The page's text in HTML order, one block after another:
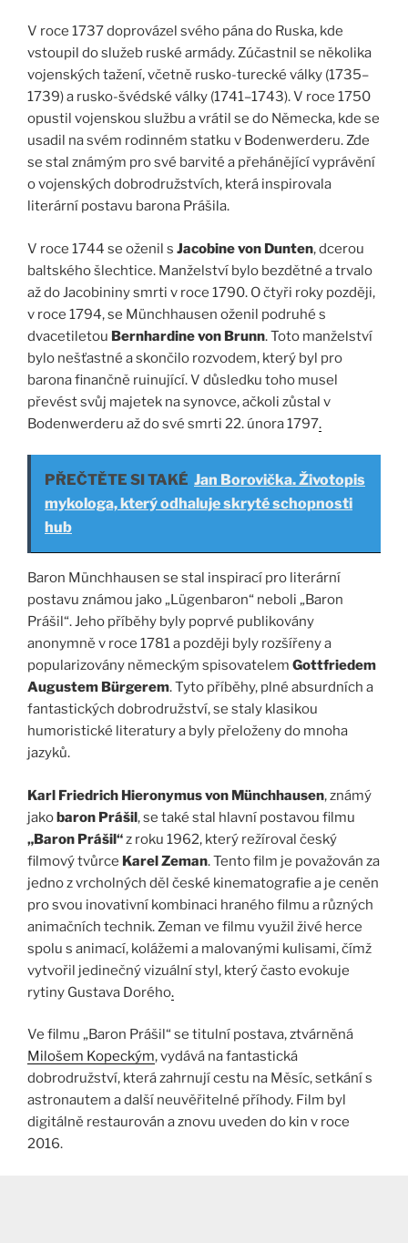
V roce 1737 doprovázel svého pána do Ruska, kde
vstoupil do služeb ruské armády. Zúčastnil se několika
vojenských tažení, včetně rusko-turecké války (1735–
1739) a rusko-švédské války (1741–1743). V roce 1750
opustil vojenskou službu a vrátil se do Německa, kde se
usadil na svém rodinném statku v Bodenwerderu. Zde
se stal známým pro své barvité a přehánějící vyprávění
o vojenských dobrodružstvích, která inspirovala
literární postavu barona Prášila.
V roce 1744 se oženil s Jacobine von Dunten, dcerou
baltského šlechtice. Manželství bylo bezdětné a trvalo
až do Jacobininy smrti v roce 1790. O čtyři roky později,
v roce 1794, se Münchhausen oženil podruhé s
dvacetiletou Bernhardine von Brunn. Toto manželství
bylo nešťastné a skončilo rozvodem, který byl pro
barona finančně ruinující. V důsledku toho musel
převést svůj majetek na synovce, ačkoli zůstal v
Bodenwerderu až do své smrti 22. února 1797.
PŘEČTĚTE SI TAKÉ Jan Borovička. Životopis
mykologa, který odhaluje skryté schopnosti
hub
Baron Münchhausen se stal inspirací pro literární
postavu známou jako „Lügenbaron“ neboli „Baron
Prášil“. Jeho příběhy byly poprvé publikovány
anonymně v roce 1781 a později byly rozšířeny a
popularizovány německým spisovatelem Gottfriedem
Augustem Bürgerem. Tyto příběhy, plné absurdních a
fantastických dobrodružství, se staly klasikou
humoristické literatury a byly přeloženy do mnoha
jazyků.
Karl Friedrich Hieronymus von Münchhausen, známý
jakobaron Prášil, se také stal hlavní postavou filmu
„Baron Prášil“z roku 1962, který režíroval český
filmový tvůrce Karel Zeman. Tento film je považován za
jedno z vrcholných děl české kinematografie a je ceněn
pro svou inovativní kombinaci hraného filmu a různých
animačních technik. Zeman ve filmu využil živé herce
spolu s animací, kolážemi a malovanými kulisami, čímž
vytvořil jedinečný vizuální styl, který často evokuje
rytiny Gustava Dorého.
Ve filmu „Baron Prášil“ se titulní postava, ztvárněná
Milošem Kopeckým, vydává na fantastická
dobrodružství, která zahrnují cestu na Měsíc, setkání s
astronautem a další neuvěřitelné příhody. Film byl
digitálně restaurován a znovu uveden do kin v roce
2016.